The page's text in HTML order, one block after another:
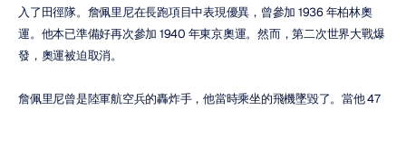
入了田徑隊。詹佩里尼在長跑項目中表現優異，曾參加 1936 年柏林奧
運。他本已準備好再次參加 1940 年東京奧運。然而，第二次世界大戰爆
發，奧運被迫取消。
詹佩里尼曾是陸軍航空兵的轟炸手，他當時乘坐的飛機墜毀了。當他 47